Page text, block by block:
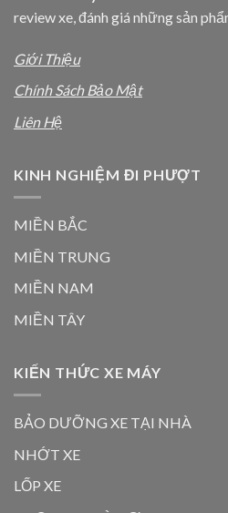
review xe, đánh giá những sản
Giới Thiệu
Chính Sách Bảo Mật
Liên Hệ
KINH NGHIỆM ĐI PHƯỢT
MIỀN BẮC
MIỀN TRUNG
MIỀN NAM
MIỀN TÂY
KIẾN THỨC XE MÁY
BẢO DƯỠNG XE TẠI NHÀ
NHỚT XE
LỐP XE